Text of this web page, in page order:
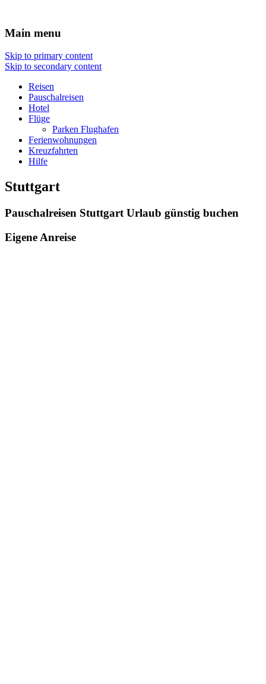
Reisen Hotel Flug
Main menu
Skip to primary content
Skip to secondary content
Reisen
Pauschalreisen
Hotel
Flüge
Parken Flughafen
Ferienwohnungen
Kreuzfahrten
Hilfe
Stuttgart
Pauschalreisen Stuttgart Urlaub günstig buchen
Eigene Anreise